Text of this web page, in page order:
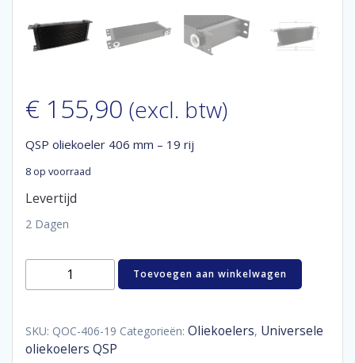
€ 155,90 (excl. btw)
QSP oliekoeler 406 mm – 19 rij
8 op voorraad
Levertijd
2 Dagen
QSP
oliekoeler
-
19
Toevoegen aan winkelwagen
SKU: QOC-406-19 Categorieën: Oliekoelers, Universele
oliekoelers QSP